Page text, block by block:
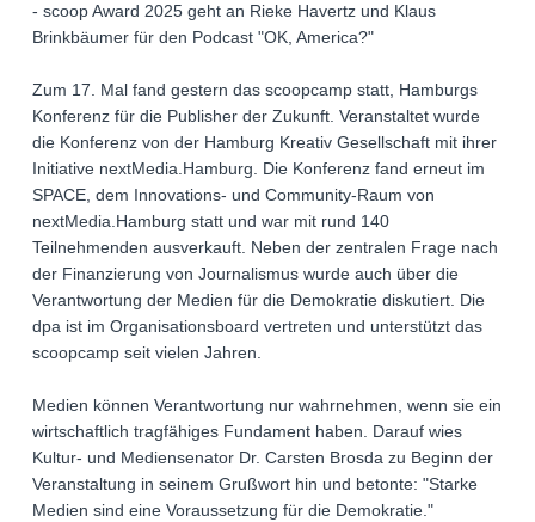
- scoop Award 2025 geht an Rieke Havertz und Klaus
Brinkbäumer für den Podcast "OK, America?"
Zum 17. Mal fand gestern das scoopcamp statt, Hamburgs
Konferenz für die Publisher der Zukunft. Veranstaltet wurde
die Konferenz von der Hamburg Kreativ Gesellschaft mit ihrer
Initiative nextMedia.Hamburg. Die Konferenz fand erneut im
SPACE, dem Innovations- und Community-Raum von
nextMedia.Hamburg statt und war mit rund 140
Teilnehmenden ausverkauft. Neben der zentralen Frage nach
der Finanzierung von Journalismus wurde auch über die
Verantwortung der Medien für die Demokratie diskutiert. Die
dpa ist im Organisationsboard vertreten und unterstützt das
scoopcamp seit vielen Jahren.
Medien können Verantwortung nur wahrnehmen, wenn sie ein
wirtschaftlich tragfähiges Fundament haben. Darauf wies
Kultur- und Mediensenator Dr. Carsten Brosda zu Beginn der
Veranstaltung in seinem Grußwort hin und betonte: "Starke
Medien sind eine Voraussetzung für die Demokratie."